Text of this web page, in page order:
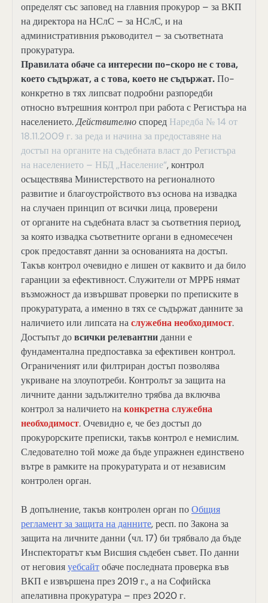
определят със заповед на главния прокурор – за ВКП
на директора на НСлС – за НСлС, и на
административния ръководител – за съответната
прокуратура.
Правилата обаче са интересни по-скоро не с това,
което съдържат, а с това, което не съдържат.По-
конкретно в тях липсват подробни разпоредби
относно вътрешния контрол при работа с Регистъра на
населението.Действителноспоред Наредба № 14 от
18.11.2009 г. за реда и начина за предоставяне на
достъп на органите на съдебната власт до Регистъра
на населението – НБД ,,Население“, контрол
осъществява Министерството на регионалното
развитие и благоустройството въз основа на извадка
на случаен принцип от всички лица, проверени
от органите на съдебната власт за съответния период,
за която извадка съответните органи в едномесечен
срок предоставят данни за основанията на достъп.
Такъв контрол очевидно е лишен от каквито и да било
гаранции за ефективност. Служители от МРРБ нямат
възможност да извършват проверки по преписките в
прокуратурата, а именно в тях се съдържат данните за
наличието или липсата наслужебна необходимост.
Достъпът довсички релевантниданни е
фундаментална предпоставка за ефективен контрол.
Ограниченият или филтриран достъп позволява
укриване на злоупотреби. Контролът за защита на
личните данни задължително трябва да включва
контрол за наличието наконкретна служебна
необходимост. Очевидно е, че без достъп до
прокурорските преписки, такъв контрол е немислим.
Следователно той може да бъде упражнен единствено
вътре в рамките на прокуратурата и от независим
контролен орган.
В допълнение, такъв контролен орган поОбщия
регламент за защита на данните, респ. по Закона за
защита на личните данни (чл. 17) би трябвало да бъде
Инспекторатът към Висшия съдебен съвет. По данни
от неговияуебсайтобаче последната проверка във
ВКП е извършена през 2019 г., а на Софийска
апелативна прокуратура – през 2020 г.